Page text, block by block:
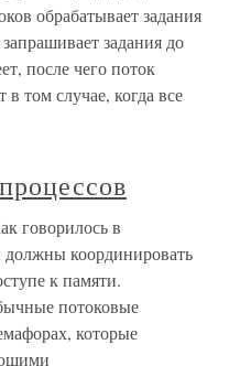
обрабатывает задания
задания до
после чего поток
в том случае, когда все
говорилось в
координировать
к памяти.
потоковые
которые